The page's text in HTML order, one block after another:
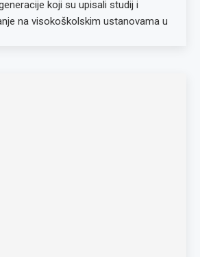
koji su upisali studij i
na visokoškolskim ustanovama u